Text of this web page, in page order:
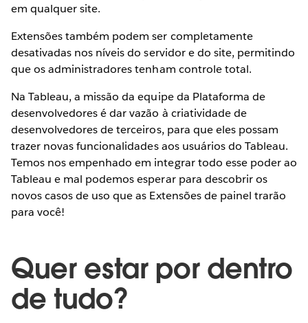
em qualquer site.
Extensões também podem ser completamente
desativadas nos níveis do servidor e do site, permitindo
que os administradores tenham controle total.
Na Tableau, a missão da equipe da Plataforma de
desenvolvedores é dar vazão à criatividade de
desenvolvedores de terceiros, para que eles possam
trazer novas funcionalidades aos usuários do Tableau.
Temos nos empenhado em integrar todo esse poder ao
Tableau e mal podemos esperar para descobrir os
novos casos de uso que as Extensões de painel trarão
para você!
Quer estar por dentro
de tudo?